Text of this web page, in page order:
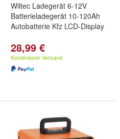
Wiltec Ladegerät 6-12V
Batterieladegerät 10-120Ah
Autobatterie Kfz LCD-Display
28,99 €
Kostenloser Versand